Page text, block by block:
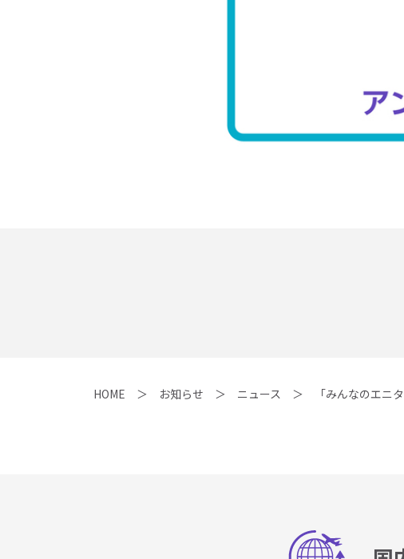
HOME お知らせ ニュース 「みんなのエニ